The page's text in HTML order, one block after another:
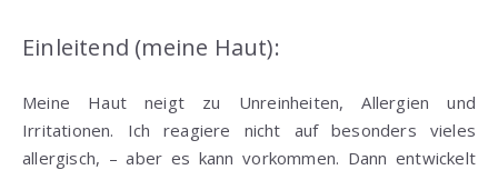
Einleitend (meine Haut):
Meine Haut neigt zu Unreinheiten, Allergien und
Irritationen. Ich reagiere nicht auf besonders vieles
allergisch, – aber es kann vorkommen. Dann entwickelt